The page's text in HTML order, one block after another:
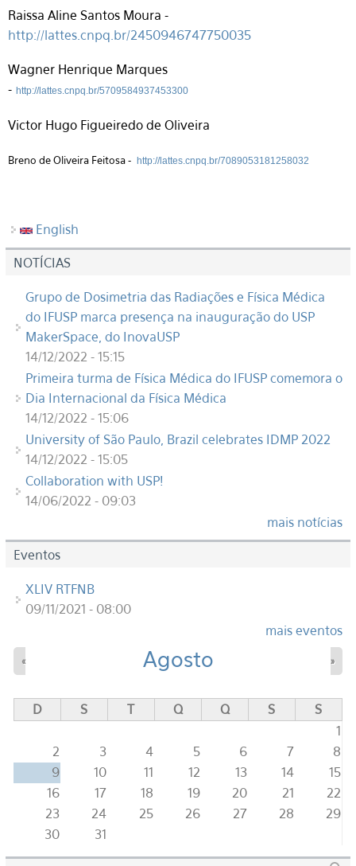
Raissa Aline Santos Moura -
http://lattes.cnpq.br/2450946747750035
Wagner Henrique Marques
- http://lattes.cnpq.br/5709584937453300
Victor Hugo Figueiredo de Oliveira
Breno de Oliveira Feitosa - http://lattes.cnpq.br/7089053181258032
English
NOTÍCIAS
Grupo de Dosimetria das Radiações e Física Médica
do IFUSP marca presença na inauguração do USP
MakerSpace, do InovaUSP
14/12/2022 - 15:15
Primeira turma de Física Médica do IFUSP comemora o
Dia Internacional da Física Médica
14/12/2022 - 15:06
University of São Paulo, Brazil celebrates IDMP 2022
14/12/2022 - 15:05
Collaboration with USP!
14/06/2022 - 09:03
mais notícias
Eventos
XLIV RTFNB
09/11/2021 - 08:00
mais eventos
Agosto
« »
D S T Q Q S
S
1
2
3 4 5 6 7
8
9
10 11 12 13 14
15
16
17 18 19 20 21
22
23
24 25 26 27 28
29
30
31